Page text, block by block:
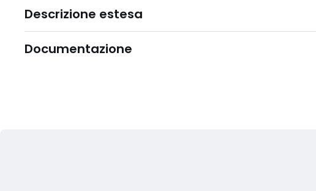
Descrizione estesa
Documentazione